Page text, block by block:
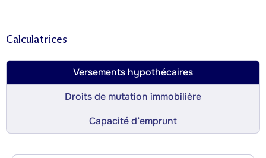
Calculatrices
Versements hypothécaires
Droits de mutation immobilière
Capacité d’emprunt